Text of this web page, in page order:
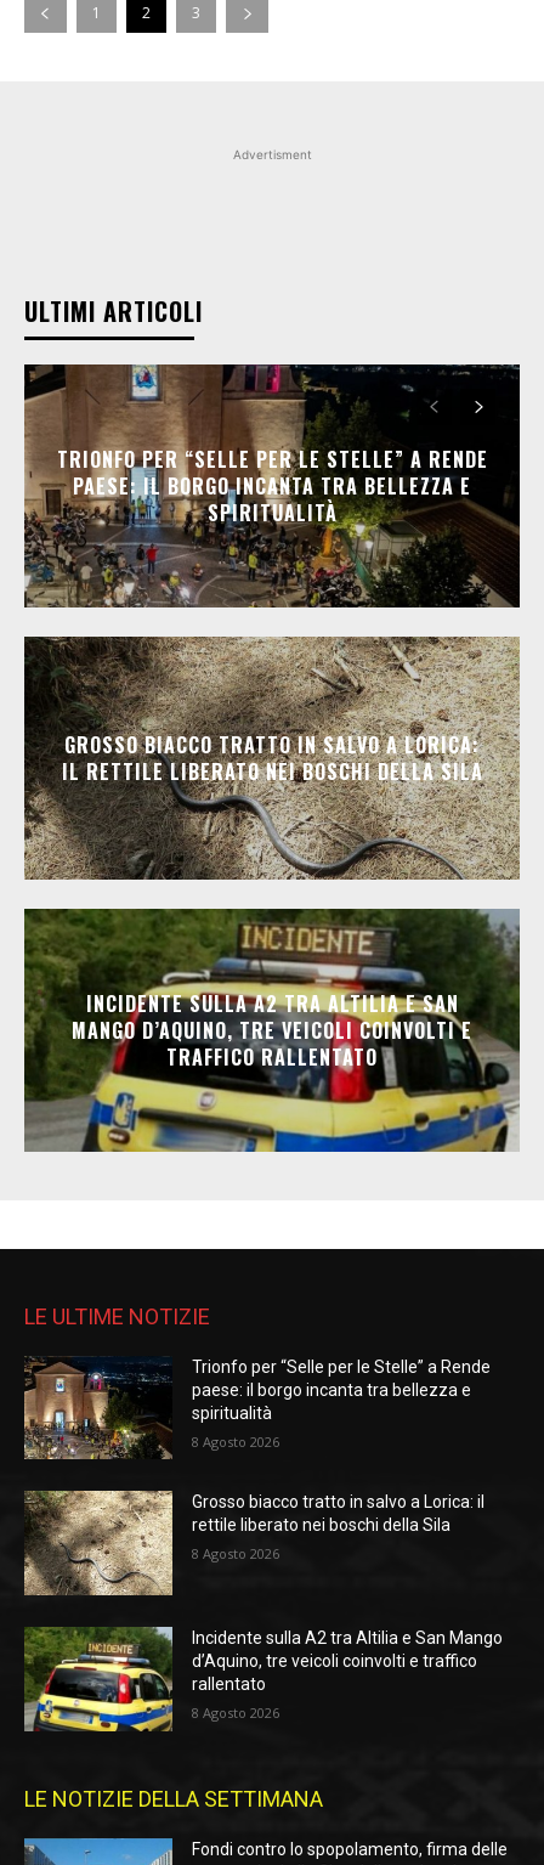
1 2 3
Advertisment
ULTIMI ARTICOLI
TRIONFO PER “SELLE PER LE STELLE” A RENDE
PAESE: IL BORGO INCANTA TRA BELLEZZA E
SPIRITUALITÀ
GROSSO BIACCO TRATTO IN SALVO A LORICA:
IL RETTILE LIBERATO NEI BOSCHI DELLA SILA
INCIDENTE SULLA A2 TRA ALTILIA E SAN
MANGO D’AQUINO, TRE VEICOLI COINVOLTI E
TRAFFICO RALLENTATO
LE ULTIME NOTIZIE
Trionfo per “Selle per le Stelle” a Rende
paese: il borgo incanta tra bellezza e
spiritualità
8 Agosto 2026
Grosso biacco tratto in salvo a Lorica: il
rettile liberato nei boschi della Sila
8 Agosto 2026
Incidente sulla A2 tra Altilia e San Mango
d’Aquino, tre veicoli coinvolti e traffico
rallentato
8 Agosto 2026
LE NOTIZIE DELLA SETTIMANA
Fondi contro lo spopolamento, firma delle